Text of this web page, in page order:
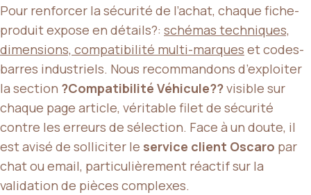
Pour renforcer la sécurité de l’achat, chaque fiche-
produit expose en détails?: schémas techniques,
dimensions, compatibilité multi-marques et codes-
barres industriels. Nous recommandons d’exploiter
la section ?Compatibilité Véhicule??visible sur
chaque page article, véritable filet de sécurité
contre les erreurs de sélection. Face à un doute, il
est avisé de solliciter le service client Oscaro par
chat ou email, particulièrement réactif sur la
validation de pièces complexes.